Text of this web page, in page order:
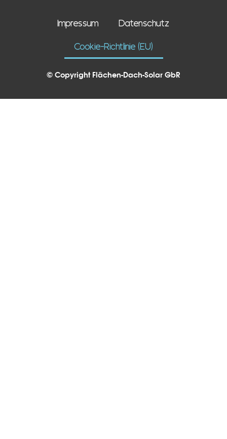
Impressum Datenschutz
Cookie-Richtlinie (EU)
© Copyright Flächen-Dach-Solar GbR